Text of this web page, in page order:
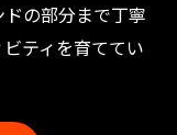
の部分まで丁寧
ティを育ててい